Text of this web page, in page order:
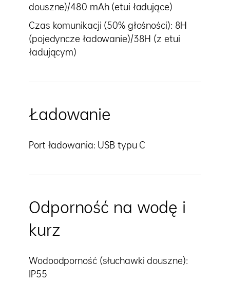
douszne)/480 mAh (etui ładujące)
Czas komunikacji (50% głośności): 8H
(pojedyncze ładowanie)/38H (z etui
ładującym)
Ładowanie
Port ładowania: USB typu C
Odporność na wodę i
kurz
Wodoodporność (słuchawki douszne):
IP55